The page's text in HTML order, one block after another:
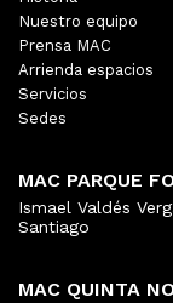
Nuestro equipo
Prensa MAC
Arrienda espacios
Servicios
Sedes
MAC PARQUE
Ismael Valdés
Santiago
MAC QUINTA